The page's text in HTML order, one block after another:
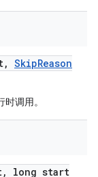
, SkipReason
调用。
,
long start